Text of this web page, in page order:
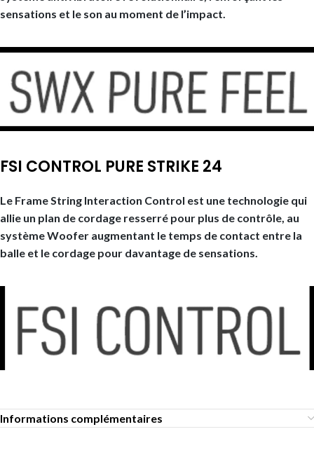
sensations et le son au moment de l’impact.
FSI CONTROL PURE STRIKE 24
Le Frame String Interaction Control est une technologie qui
allie un plan de cordage resserré pour plus de contrôle, au
système Woofer augmentant le temps de contact entre la
balle et le cordage pour davantage de sensations.
Informations complémentaires